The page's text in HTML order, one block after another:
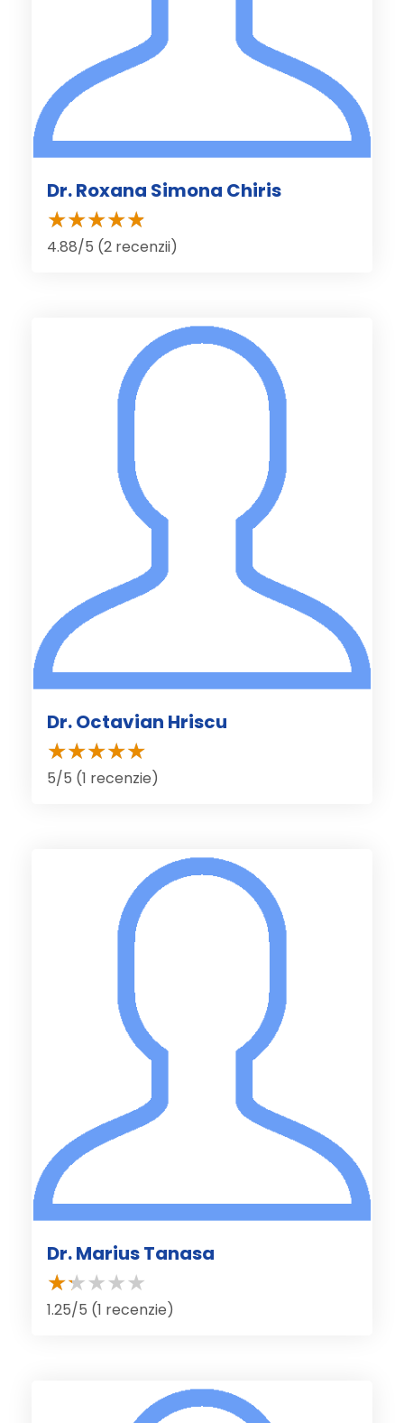
Dr. Roxana Simona Chiris
4.88/5 (2 recenzii)
Dr. Octavian Hriscu
5/5 (1 recenzie)
Dr. Marius Tanasa
1.25/5 (1 recenzie)